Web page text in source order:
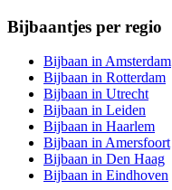
Bijbaantjes per regio
Bijbaan in Amsterdam
Bijbaan in Rotterdam
Bijbaan in Utrecht
Bijbaan in Leiden
Bijbaan in Haarlem
Bijbaan in Amersfoort
Bijbaan in Den Haag
Bijbaan in Eindhoven